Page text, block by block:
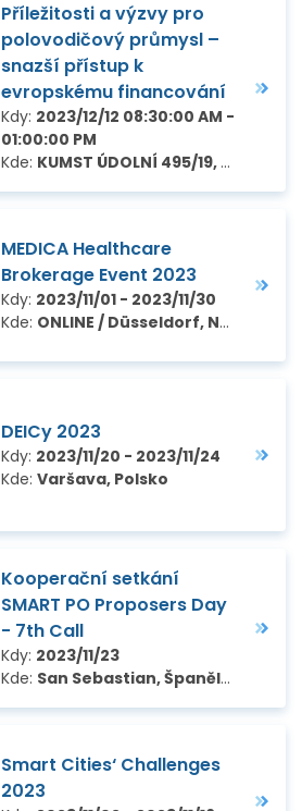
Příležitosti a výzvy pro
polovodičový průmysl –
snazší přístup k
evropskému financování
Kdy: 2023/12/12 08:30:00 AM -
01:00:00 PM
Kde: KUMST ÚDOLNÍ 495/19, Brno
MEDICA Healthcare
Brokerage Event 2023
Kdy: 2023/11/01 - 2023/11/30
Kde: ONLINE / Düsseldorf, Německo
DEICy 2023
Kdy: 2023/11/20 - 2023/11/24
Kde: Varšava, Polsko
Kooperační setkání
SMART PO Proposers Day
- 7th Call
Kdy: 2023/11/23
Kde: San Sebastian, Španělsko
Smart Cities‘ Challenges
2023